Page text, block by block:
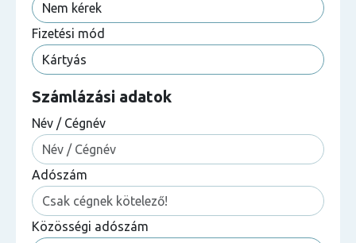
Fizetési mód
Számlázási adatok
Név / Cégnév
Adószám
Közösségi adószám